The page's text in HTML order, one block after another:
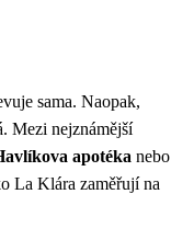
sama. Naopak,
Mezi nejznámější
apotéka nebo
La Klára zaměřují na